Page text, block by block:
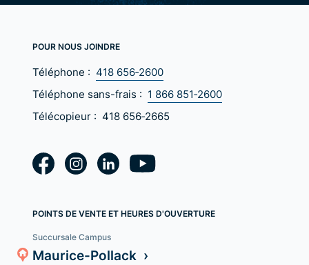
POUR NOUS JOINDRE
Téléphone : 418 656‑2600
Téléphone sans-frais : 1 866 851‑2600
Télécopieur : 418 656‑2665
POINTS DE VENTE ET HEURES D'OUVERTURE
Succursale Campus
Maurice-Pollack ›